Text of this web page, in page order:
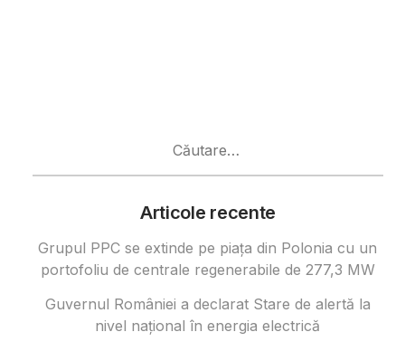
Articole recente
Grupul PPC se extinde pe piața din Polonia cu un
portofoliu de centrale regenerabile de 277,3 MW
Guvernul României a declarat Stare de alertă la
nivel național în energia electrică